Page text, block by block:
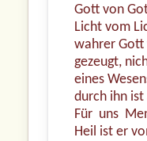
Gott von
Licht vom
wahrer Gott
gezeugt,
eines
durch ihn ist
Für uns
Heil ist er